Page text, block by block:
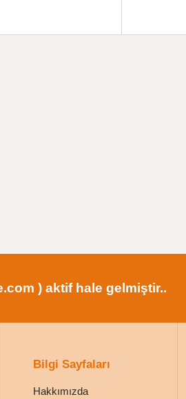
) aktif hale gelmiştir..
Bilgi Sayfaları
Hakkımızda